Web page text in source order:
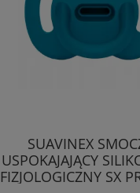
SUAVINEX
USPOKAJAJĄCY
FIZJOLOGICZNY SX